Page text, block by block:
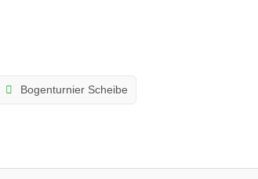
Bogenturnier Scheibe